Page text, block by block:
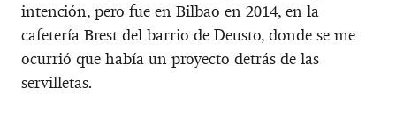
intención, pero fue en Bilbao en 2014, en la
cafetería Brest del barrio de Deusto, donde se me
ocurrió que había un proyecto detrás de las
servilletas.